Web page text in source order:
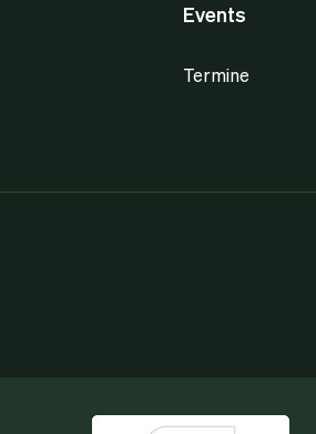
Events
Termine